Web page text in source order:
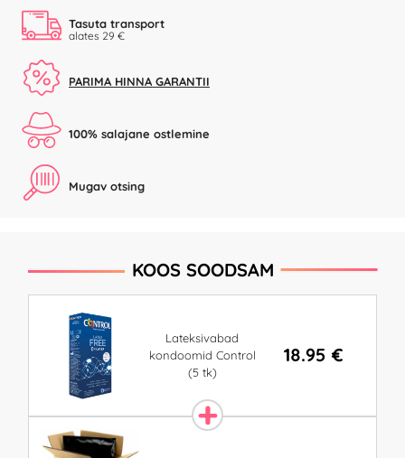
Tasuta transport
alates 29 €
PARIMA HINNA GARANTII
100% salajane ostlemine
Mugav otsing
KOOS SOODSAM
Lateksivabad
kondoomid Control
(5 tk)
18.95 €